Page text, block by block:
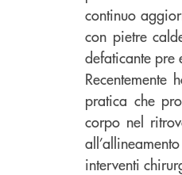
continuo
con pietre
defaticante pre
Recentemente
pratica che
corpo nel
interventi